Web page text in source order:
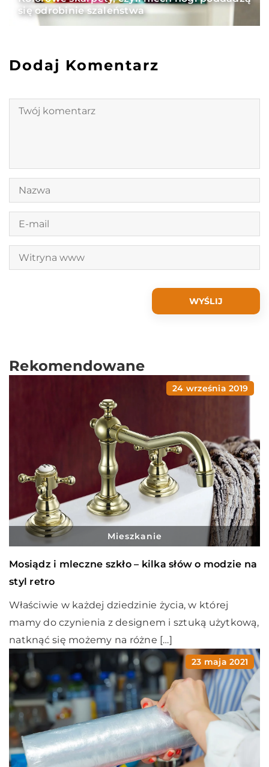
się odrobinie szaleństwa
Dodaj Komentarz
Rekomendowane
24 września 2019
Mieszkanie
Mosiądz i mleczne szkło – kilka słów o modzie na
styl retro
Właściwie w każdej dziedzinie życia, w której
mamy do czynienia z designem i sztuką użytkową,
natknąć się możemy na różne […]
23 maja 2021